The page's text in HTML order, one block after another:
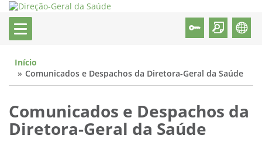
Início
Comunicados e Despachos da Diretora-Geral da Saúde
Comunicados e Despachos da
Diretora-Geral da Saúde